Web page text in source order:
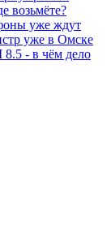
возьмёте?
уже ждут
уже в Омске
8.5 - в чём дело